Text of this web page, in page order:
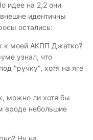
идее на 2,2 они
идентичны
остались:
к моей АКПП Джатко?
узнал, что
"ручку", хотя на яге
можно ли хотя бы
вроде небольшие